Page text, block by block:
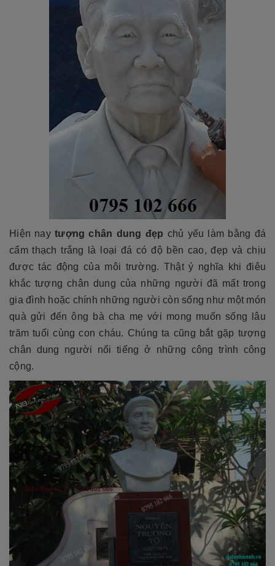
Hiện naytượng chân dung đẹp chủ yếu làm bằng đá
cẩm thạch trắng là loại đá có độ bền cao, đẹp và chịu
được tác động của môi trường. Thật ý nghĩa khi điêu
khắc tượng chân dung của những người đã mất trong
gia đình hoặc chính những người còn sống như một món
quà gửi đến ông bà cha mẹ với mong muốn sống lâu
trăm tuổi cùng con cháu. Chúng ta cũng bắt gặp tượng
chân dung người nổi tiếng ở những công trình công
cộng.